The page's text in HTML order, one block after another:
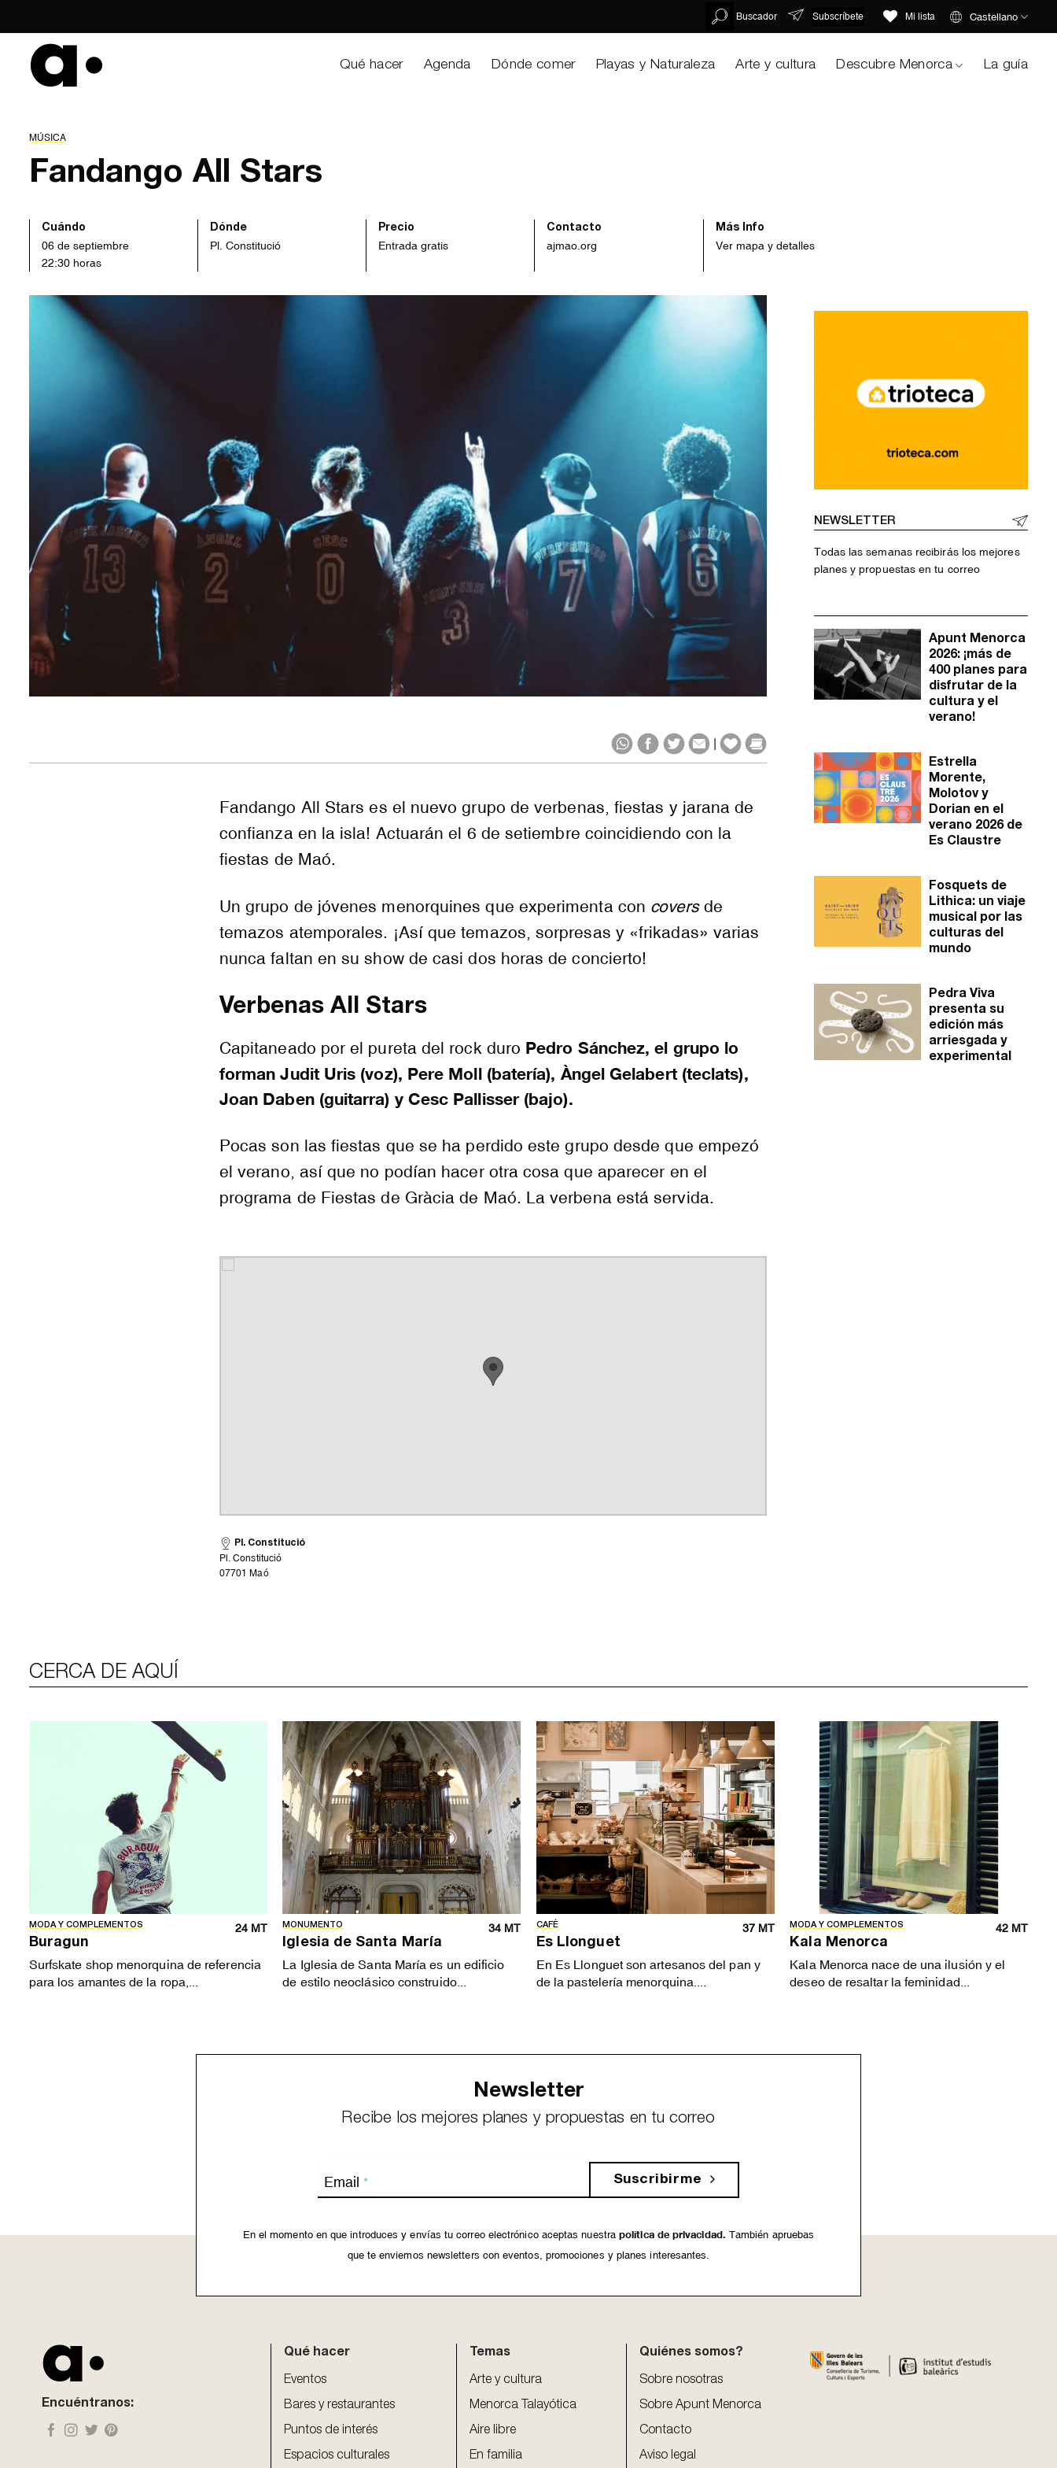
content
Buscador Subscríbete Mi lista Castellano
Qué hacer Agenda Dónde comer Playas y Naturaleza Arte y cultura Descubre Menorca La guía
MÚSICA
Fandango All Stars
Cuándo
06 de septiembre
22:30 horas
Dónde
Pl. Constitució
Precio
Entrada gratis
Contacto
ajmao.org
Más Info
Ver mapa y detalles
|
Fandango All Stars es el nuevo grupo de verbenas, fiestas y jarana de
confianza en la isla! Actuarán el 6 de setiembre coincidiendo con la
fiestas de Maó.
Un grupo de jóvenes menorquines que experimenta con coversde
temazos atemporales. ¡Así quetemazos,sorpresas y «frikadas» varias
nunca faltan en su show de casi dos horas de concierto!
Verbenas All Stars
Capitaneado por el pureta del rock duro Pedro Sánchez, el grupo lo
forman Judit Uris (voz), Pere Moll (batería), Àngel Gelabert(teclats),
Joan Daben(guitarra) y Cesc Pallisser(bajo).
Pocas son las fiestas que se ha perdido este grupo desde que empezó
el verano, así que no podían hacer otra cosa que aparecer en el
programa de Fiestas de Gràcia de Maó. La verbena está servida.
Pl. Constitució
Pl. Constitució
07701 Maó
NEWSLETTER
Todas las semanas recibirás los mejores
planes y propuestas en tu correo
Apunt Menorca
2026: ¡más de
400 planes para
disfrutar de la
cultura y el
verano!
Estrella
Morente,
Molotov y
Dorian en el
verano 2026 de
Es Claustre
Fosquets de
Lithica: un viaje
musical por las
culturas del
mundo
Pedra Viva
presenta su
edición más
arriesgada y
experimental
CERCA DE AQUÍ
MODA Y COMPLEMENTOS 24 MT
Buragun
Surfskate shop menorquina de referencia
para los amantes de la ropa,...
MONUMENTO 34 MT
Iglesia de Santa María
La Iglesia de Santa María es un edificio
de estilo neoclásico construido...
CAFÉ 37 MT
Es Llonguet
En Es Llonguet son artesanos del pan y
de la pastelería menorquina....
MODA Y COMPLEMENTOS 42 MT
Kala Menorca
Kala Menorca nace de una ilusión y el
deseo de resaltar la feminidad...
Newsletter
Recibe los mejores planes y propuestas en tu correo
Email * Suscribirme
En el momento en que introduces y envías tu correo electrónico aceptas nuestrapolítica de privacidad. También apruebas
que te enviemos newsletters con eventos, promociones y planes interesantes.
Encuéntranos:
Qué hacer
Eventos
Bares y restaurantes
Puntos de interés
Espacios culturales
Temas
Arte y cultura
Menorca Talayótica
Aire libre
En familia
Quiénes somos?
Sobre nosotras
Sobre Apunt Menorca
Contacto
Aviso legal